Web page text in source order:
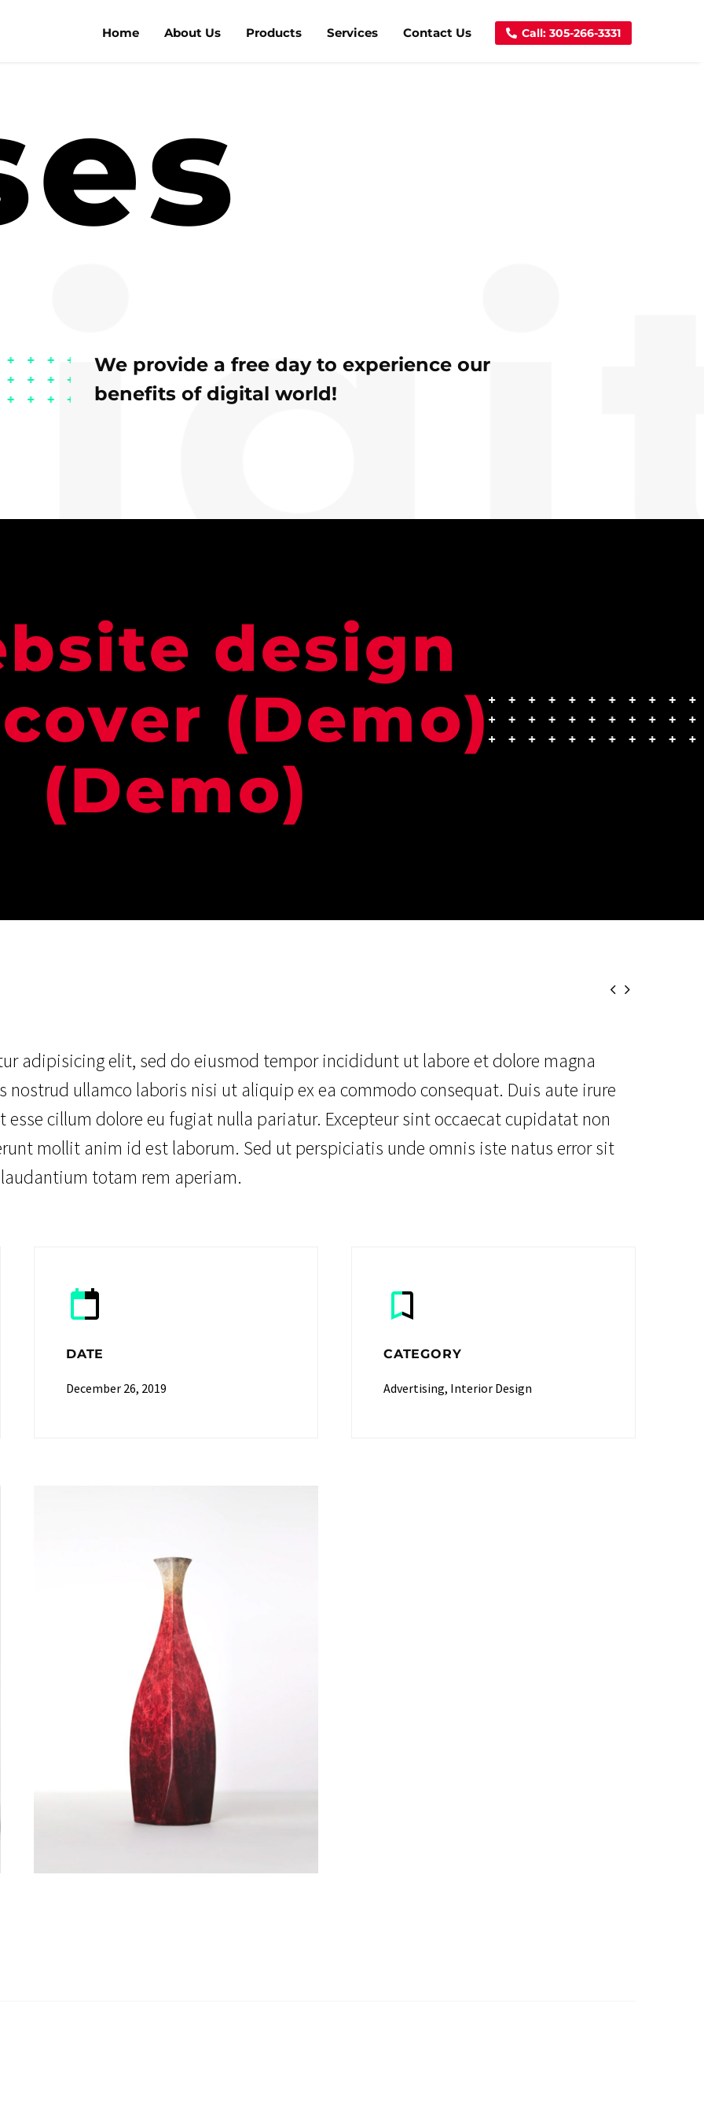
Home About Us Products Services Contact Us Call: 305-266-3331
We provide a free day to experience our
benefits of digital world!
design
(Demo)
(Demo)
 
adipisicing elit, sed do eiusmod tempor incididunt ut labore et dolore magna
ullamco laboris nisi ut aliquip ex ea commodo consequat. Duis aute irure
cillum dolore eu fugiat nulla pariatur. Excepteur sint occaecat cupidatat non
mollit anim id est laborum. Sed ut perspiciatis unde omnis iste natus error sit
totam rem aperiam.
DATE
December 26, 2019
CATEGORY
Advertising, Interior Design